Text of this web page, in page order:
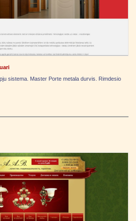
sistema. Master Porte metala durvis. Rimdesio